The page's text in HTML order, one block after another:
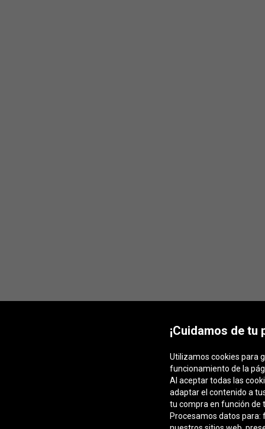
¡Cuidamos de tu
Utilizamos cookies para
funcionamiento de la
Al aceptar todas las
adaptar el contenido a
tu compra en función de
Procesamos datos para: